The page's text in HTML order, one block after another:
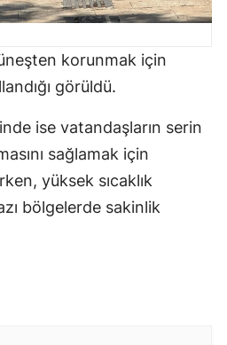
Hakkari
Hatay
Isparta
Mersin
İstanbul
İzmir
korunmak için
görüldü.
ise vatandaşların serin
sağlamak için
yüksek sıcaklık
bölgelerde sakinlik